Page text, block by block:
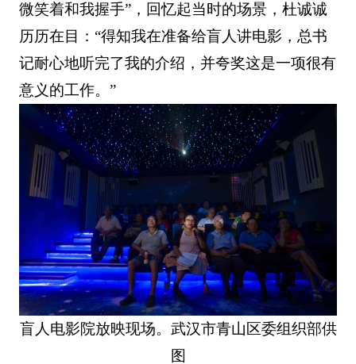
微笑着和我握手”，回忆起当时的场景，杜诚诚
历历在目：“得知我在准备给盲人讲电影，总书
记耐心地听完了我的介绍，并夸奖这是一项很有
意义的工作。”
盲人电影院放映现场。武汉市青山区委组织部供
图